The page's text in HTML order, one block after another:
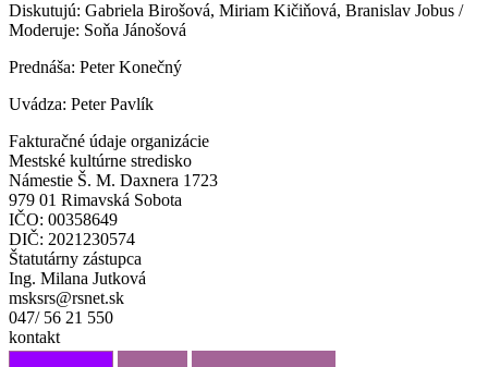
Diskutujú: Gabriela Birošová, Miriam Kičiňová, Branislav Jobus /
Moderuje: Soňa Jánošová
Prednáša: Peter Konečný
Uvádza: Peter Pavlík
Fakturačné údaje organizácie
Mestské kultúrne stredisko
Námestie Š. M. Daxnera 1723
979 01 Rimavská Sobota
IČO: 00358649
DIČ: 2021230574
Štatutárny zástupca
Ing. Milana Jutková
msksrs@rsnet.sk
047/ 56 21 550
kontakt
info@fraj.sk